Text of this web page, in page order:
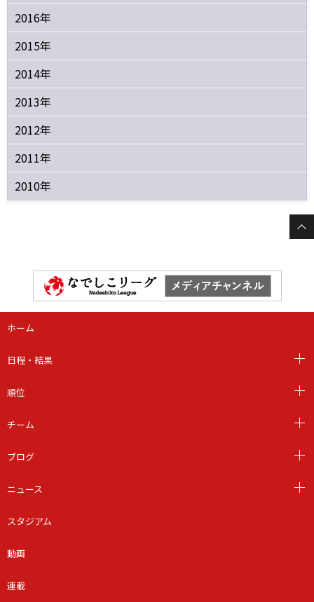
2016年
2015年
2014年
2013年
2012年
2011年
2010年
ホーム
日程・結果
順位
チーム
ブログ
ニュース
スタジアム
動画
連載